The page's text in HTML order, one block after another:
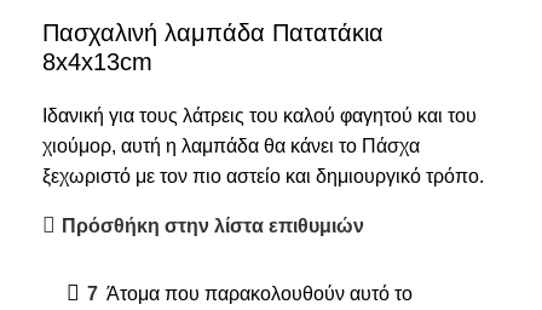
Πασχαλινή λαμπάδα Πατατάκια
8x4x13cm
Ιδανική για τους λάτρεις του καλού φαγητού και του
χιούμορ, αυτή η λαμπάδα θα κάνει το Πάσχα
ξεχωριστό με τον πιο αστείο και δημιουργικό τρόπο.
Πρόσθήκη στην λίστα επιθυμιών
7 Άτομα που παρακολουθούν αυτό το